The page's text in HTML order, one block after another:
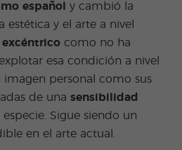
español
y cambió la
estética y el arte a nivel
excéntrico como no ha
esa condición a nivel
imagen personal como sus
de unasensibilidad
Sigue siendo un
en el arte actual.